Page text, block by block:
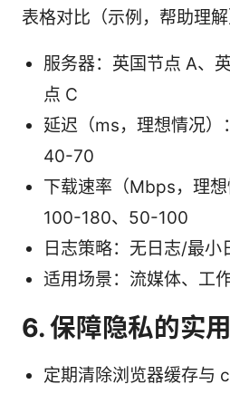
表格对比（示例，帮助理解
服务器：英国节点 A、
点 C
延迟（ms，理想情况
40-70
下载速率（Mbps，理想
100-180、50-100
日志策略：无日志/最小
适用场景：流媒体、工
6. 保障隐私的实
定期清除浏览器缓存与